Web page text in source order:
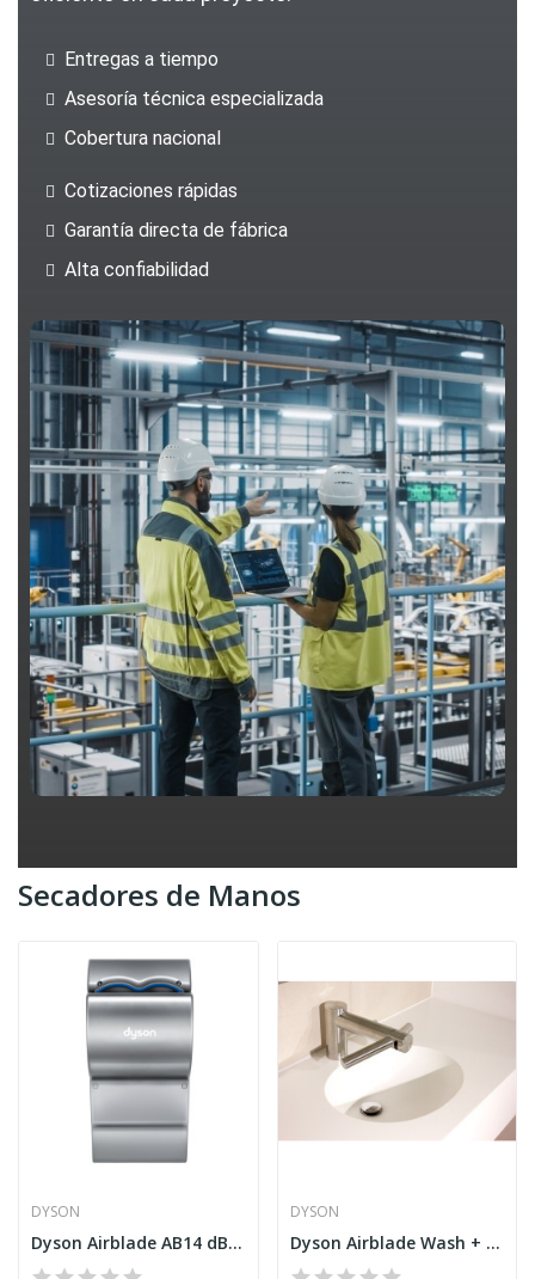
Entregas a tiempo
Asesoría técnica especializada
Cobertura nacional
Cotizaciones rápidas
Garantía directa de fábrica
Alta confiabilidad
Secadores de Manos
DYSON
Dyson Airblade AB14 dB Gris
DYSON
Dyson Airblade Wash + Dry WD04